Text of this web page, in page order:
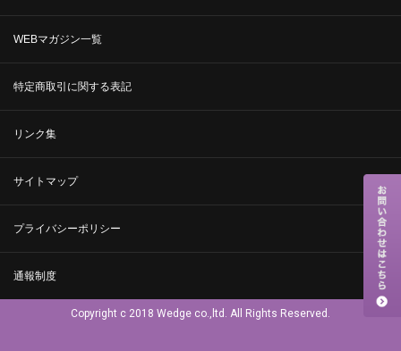
WEBマガジン一覧
特定商取引に関する表記
リンク集
サイトマップ
プライバシーポリシー
通報制度
Copyright c 2018 Wedge co.,ltd. All Rights Reserved.